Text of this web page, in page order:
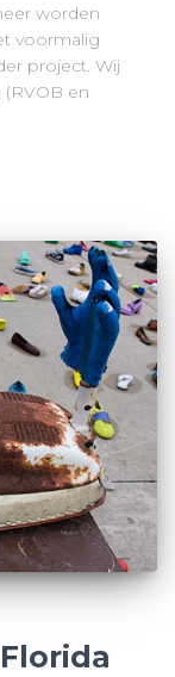
worden
voormalig
project. Wij
en